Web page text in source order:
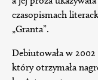
czasopismach
„Granta”.
Debiutowała w
który otrzymała